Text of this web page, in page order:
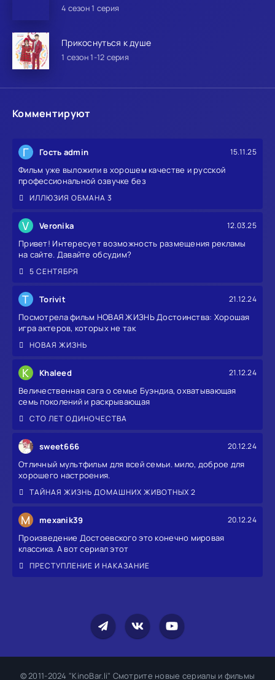
4 сезон 1 серия
Прикоснуться к душе
1 сезон 1-12 серия
Комментируют
Г Гость admin 15.11.25
Фильм уже выложили в хорошем качестве и русской
профессиональной озвучке без
ИЛЛЮЗИЯ ОБМАНА 3
V Veronika 12.03.25
Привет! Интересует возможность размещения рекламы
на сайте. Давайте обсудим?
5 СЕНТЯБРЯ
T Torivit 21.12.24
Посмотрела фильм НОВАЯ ЖИЗНЬ Достоинства: Хорошая
игра актеров, которых не так
НОВАЯ ЖИЗНЬ
K Khaleed 21.12.24
Величественная сага о семье Буэндиа, охватывающая
семь поколений и раскрывающая
СТО ЛЕТ ОДИНОЧЕСТВА
sweet666 20.12.24
Отличный мультфильм для всей семьи. мило, доброе для
хорошего настроения.
ТАЙНАЯ ЖИЗНЬ ДОМАШНИХ ЖИВОТНЫХ 2
M mexanik39 20.12.24
Произведение Достоевского это конечно мировая
классика. А вот сериал этот
ПРЕСТУПЛЕНИЕ И НАКАЗАНИЕ
© 2011-2024 "KinoBar.li" Смотрите новые сериалы и фильмы